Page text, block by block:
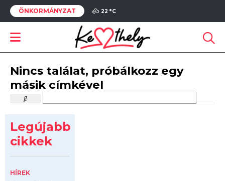
ÖNKORMÁNYZAT 22 °C
Nincs találat, próbálkozz egy
másik címkével
Legújabb
cikkek
HÍREK